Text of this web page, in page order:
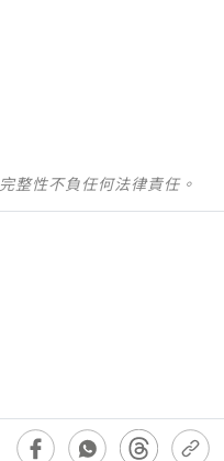
整性不負任何法律責任。